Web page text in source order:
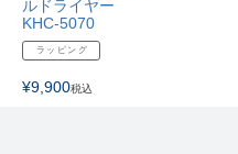
ルドライヤー
KHC-5070
ラッピング
¥9,900税込